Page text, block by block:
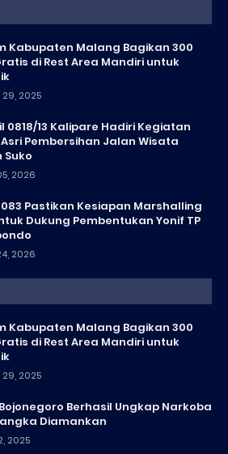
Kabupaten Malang Bagikan 300
di Rest Area Mandiri untuk
2025
0818/13 Kalipare Hadiri Kegiatan
Pembersihan Jalan Wisata
Suko
2026
Pastikan Kesiapan Marshalling
Dukung Pembentukan Yonif TP
2026
Kabupaten Malang Bagikan 300
di Rest Area Mandiri untuk
2025
Berhasil Ungkap Narkoba
Diamankan
2025